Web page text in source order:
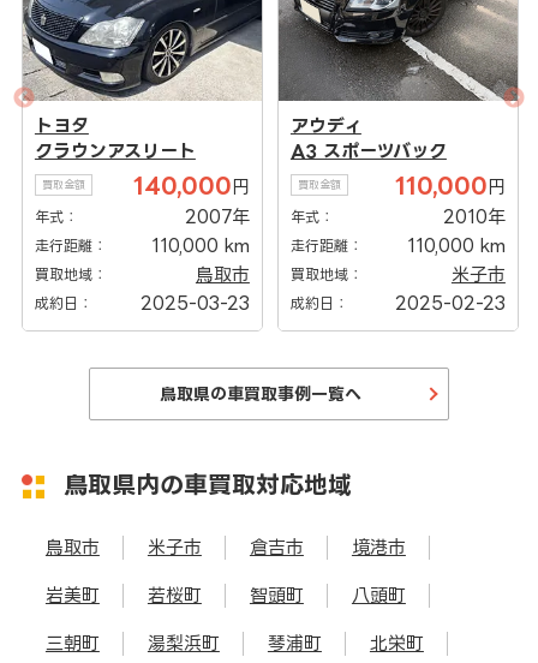
アウディ
A3 スポーツバック
買取金額 110,000 円
年式： 2010年
走行距離： 110,000 km
買取地域： 米子市
成約日： 2025-02-23
トヨタ
アルファード
買取金額 120,000 円
年式： 2006年
走行距離： 160,000 km
買取地域： 米子市
成約日： 2025-02-02
鳥取県の車買取事例一覧へ
鳥取県内の車買取対応地域
鳥取市 米子市 倉吉市 境港市
岩美町 若桜町 智頭町 八頭町
三朝町 湯梨浜町 琴浦町 北栄町